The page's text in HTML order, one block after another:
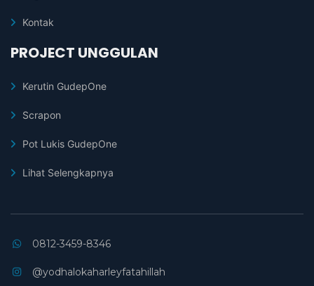
Kontak
PROJECT UNGGULAN
Kerutin GudepOne
Scrapon
Pot Lukis GudepOne
Lihat Selengkapnya
0812-3459-8346
@yodhalokaharleyfatahillah